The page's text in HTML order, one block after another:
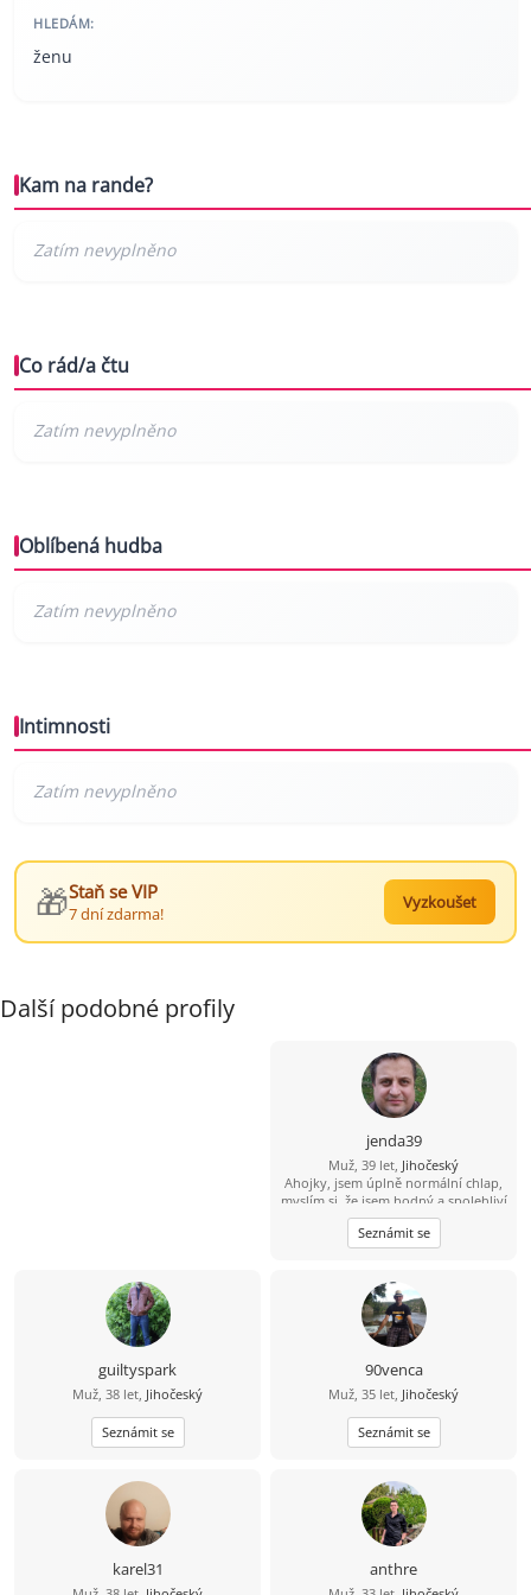
HLEDÁM:
ženu
Kam na rande?
Co rád/a čtu
Oblíbená hudba
Intimnosti
🎁Staň se VIP
7 dní zdarma!
Vyzkoušet
Další podobné profily
jenda39
Muž, 39 let, Jihočeský
Ahojky, jsem úplně normální chlap,
myslím si, že jsem hodný a spolehliví
a že nezkazím žádnou srandu.
Hledám k sobě partnerku na
společnou a pohodovou cestu
překážkou????
Seznámit se
guiltyspark
Muž, 38 let, Jihočeský
Seznámit se
90venca
Muž, 35 let, Jihočeský
Seznámit se
karel31 anthre